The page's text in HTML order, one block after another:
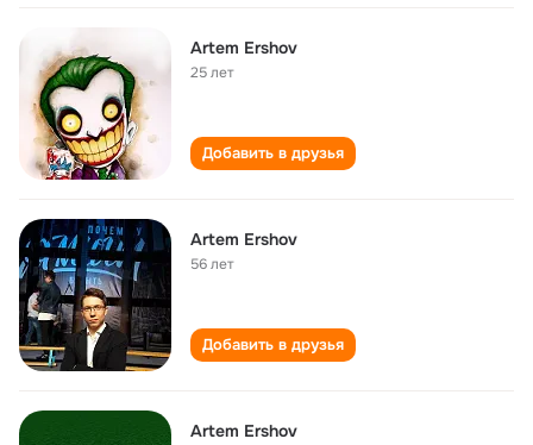
Artem Ershov
25 лет
Добавить в друзья
Artem Ershov
56 лет
Добавить в друзья
Artem Ershov